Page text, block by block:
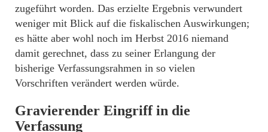
zugeführt worden. Das erzielte Ergebnis verwundert
weniger mit Blick auf die fiskalischen Auswirkungen;
es hätte aber wohl noch im Herbst 2016 niemand
damit gerechnet, dass zu seiner Erlangung der
bisherige Verfassungsrahmen in so vielen
Vorschriften verändert werden würde.
Gravierender Eingriff in die
Verfassung